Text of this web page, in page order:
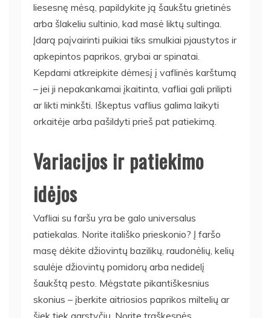
liesesnę mėsą, papildykite ją šaukštu grietinės
arba šlakeliu sultinio, kad masė liktų sultinga.
Įdarą paįvairinti puikiai tiks smulkiai pjaustytos ir
apkepintos paprikos, grybai ar spinatai.
Kepdami atkreipkite dėmesį į vaflinės karštumą
– jei ji nepakankamai įkaitinta, vafliai gali prilipti
ar likti minkšti. Iškeptus vaflius galima laikyti
orkaitėje arba pašildyti prieš pat patiekimą.
Variacijos ir patiekimo
idėjos
Vafliai su faršu yra be galo universalus
patiekalas. Norite itališko prieskonio? Į faršo
masę dėkite džiovintų bazilikų, raudonėlių, kelių
saulėje džiovintų pomidorų arba nedidelį
šaukštą pesto. Mėgstate pikantiškesnius
skonius – įberkite aitriosios paprikos miltelių ar
šiek tiek garstyčių. Norite traškesnės